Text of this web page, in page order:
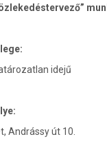
idejű
Andrássy út 10.